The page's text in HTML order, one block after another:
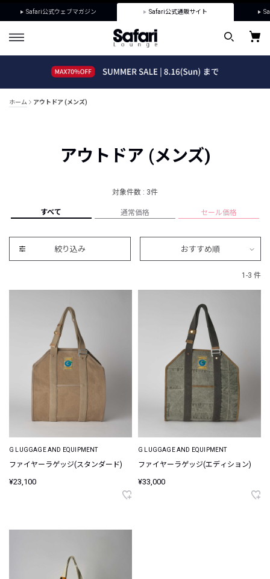
Safari公式ウェブマガジン Safari公式通販サイト
ホーム アウトドア (メンズ)
アウトドア (メンズ)
対象件数 : 3件
すべて 通常価格 セール価格
絞り込み おすすめ順
1-3 件
G LUGGAGE AND EQUIPMENT
ファイヤーラゲッジ(スタンダード)
¥23,100
G LUGGAGE AND EQUIPMENT
ファイヤーラゲッジ(エディション)
¥33,000